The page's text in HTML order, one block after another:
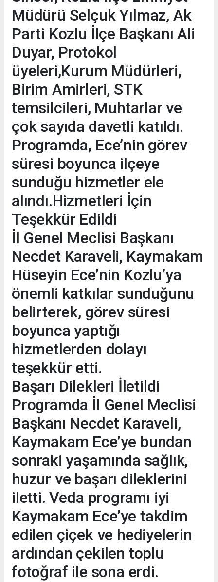
Müdürü Selçuk Yılmaz, Ak
Parti Kozlu İlçe Başkanı Ali
Duyar, Protokol
üyeleri,Kurum Müdürleri,
Birim Amirleri, STK
temsilcileri, Muhtarlar ve
çok sayıda davetli katıldı.
Programda, Ece’nin görev
süresi boyunca ilçeye
sunduğu hizmetler ele
alındı.Hizmetleri İçin
Teşekkür Edildi
İl Genel Meclisi Başkanı
Necdet Karaveli, Kaymakam
Hüseyin Ece’nin Kozlu’ya
önemli katkılar sunduğunu
belirterek, görev süresi
boyunca yaptığı
hizmetlerden dolayı
teşekkür etti.
Başarı Dilekleri İletildi
Programda İl Genel Meclisi
Başkanı Necdet Karaveli,
Kaymakam Ece’ye bundan
sonraki yaşamında sağlık,
huzur ve başarı dileklerini
iletti. Veda programı iyi
Kaymakam Ece’ye takdim
edilen çiçek ve hediyelerin
ardından çekilen toplu
fotoğraf ile sona erdi.